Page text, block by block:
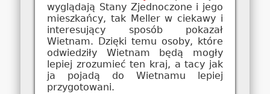
wyglądają Stany Zjednoczone i jego
mieszkańcy, tak Meller w ciekawy i
interesujący sposób pokazał
Wietnam. Dzięki temu osoby, które
odwiedziły Wietnam będą mogły
lepiej zrozumieć ten kraj, a tacy jak
ja pojadą do Wietnamu lepiej
przygotowani.